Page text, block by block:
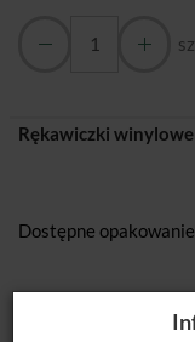
Rękawiczki
Dostępne